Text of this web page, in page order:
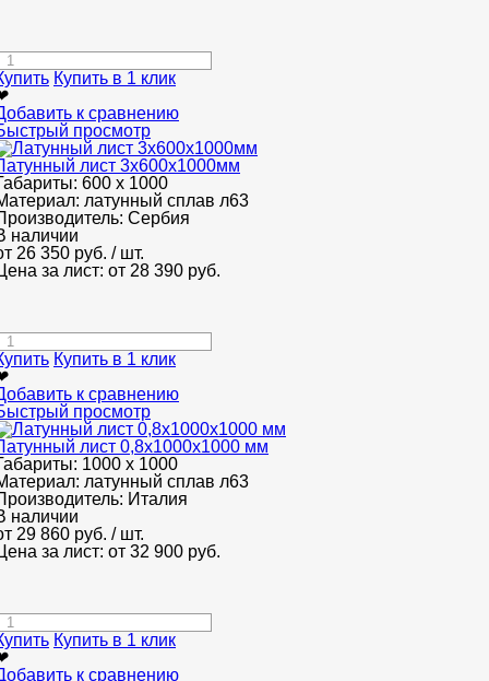
Купить в 1 клик
к сравнению
просмотр
лист 3x600x1000мм
600 х 1000
латунный сплав л63
Сербия
наличии
26 350 руб. / шт.
за лист: от 28 390 руб.
Купить в 1 клик
к сравнению
просмотр
лист 0,8x1000x1000 мм
1000 х 1000
латунный сплав л63
Италия
наличии
29 860 руб. / шт.
за лист: от 32 900 руб.
Купить в 1 клик
к сравнению